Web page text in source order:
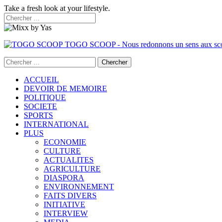
Take a fresh look at your lifestyle.
TOGO SCOOP - Nous redonnons un sens aux
ACCUEIL
DEVOIR DE MEMOIRE
POLITIQUE
SOCIETE
SPORTS
INTERNATIONAL
PLUS
ECONOMIE
CULTURE
ACTUALITES
AGRICULTURE
DIASPORA
ENVIRONNEMENT
FAITS DIVERS
INITIATIVE
INTERVIEW